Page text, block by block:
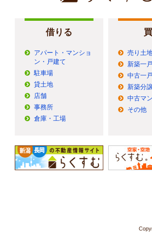
借りる
アパート・マンショ
ン・戸建て
駐車場
貸土地
店舗
事務所
倉庫・工場
売り土
新築一
中古一
新築分
中古マ
その他